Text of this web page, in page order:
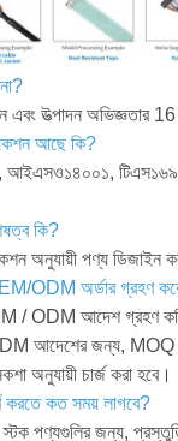
এবং উত্পাদন অভিজ্ঞতার
আছে কি?
আইএসও১৪০০১,
কি?
অনুযায়ী পণ্য ডিজাইন
ODM অর্ডার গ্রহণ
/ ODM আদেশ গ্রহণ
আদেশের জন্য, MOQ
অনুযায়ী চার্জ করা হবে।
করতে কত সময় লাগবে?
পণ্যগুলির জন্য,